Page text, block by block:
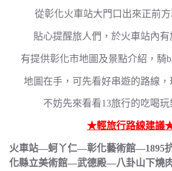
從彰化火車站大門口出來正前
貼心提醒旅人們，於火車站內
有提供彰化市地圖及景點介紹，騎
地圖在手，可先看好串遊的路線
不妨先來看看13旅行的吃喝玩
★輕旅行路線建議
火車站—蚵丫仁—彰化藝術館—1895
化縣立美術館—武德殿—八卦山下燒